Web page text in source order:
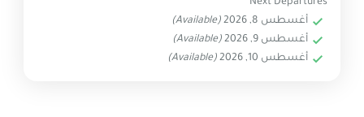
أفضل بكد المالديف بفيلا شاطئية مع مسبح خاص
بكج مميز لشهر العسل تواصل الان
Next Departures
أغسطس 8, 2026
(Available)
أغسطس 9, 2026
(Available)
أغسطس 10, 2026
(Available)